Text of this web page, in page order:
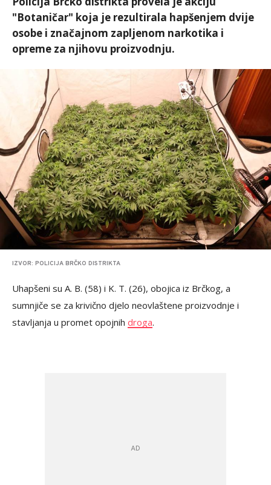
"Botaničar" koja je rezultirala hapšenjem dvije
osobe i značajnom zapljenom narkotika i
opreme za njihovu proizvodnju.
IZVOR: POLICIJA BRČKO DISTRIKTA
Uhapšeni su A. B. (58) i K. T. (26), obojica iz Brčkog, a
sumnjiče se za krivično djelo neovlaštene proizvodnje i
stavljanja u promet opojnih droga.